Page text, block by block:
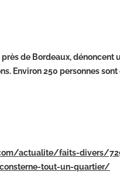
de Bordeaux, dénoncent
Environ 250 personnes sont
actualite/faits-divers/
tout-un-quartier/